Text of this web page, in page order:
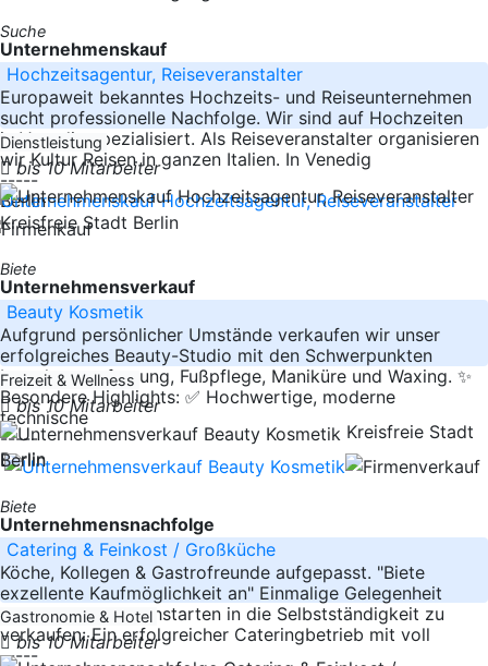
Suche
Unternehmenskauf
Hochzeitsagentur, Reiseveranstalter
Europaweit bekanntes Hochzeits- und Reiseunternehmen
sucht professionelle Nachfolge. Wir sind auf Hochzeiten
in Venedig spezialisiert. Als Reiseveranstalter organisieren
wir Kultur Reisen in ganzen Italien. In Venedig
-----
Berlin
Dienstleistung
bis 10 Mitarbeiter
Kreisfreie Stadt Berlin
Biete
Unternehmensverkauf
Beauty Kosmetik
Aufgrund persönlicher Umstände verkaufen wir unser
erfolgreiches Beauty-Studio mit den Schwerpunkten
Laserhaarentfernung, Fußpflege, Maniküre und Waxing. ✨
Besondere Highlights: ✅ Hochwertige, moderne
technische
-----
Berlin
Freizeit & Wellness
bis 10 Mitarbeiter
Kreisfreie Stadt
Berlin
Biete
Unternehmensnachfolge
Catering & Feinkost / Großküche
Köche, Kollegen & Gastrofreunde aufgepasst. "Biete
exzellente Kaufmöglichkeit an" Einmalige Gelegenheit
zum direkten Durchstarten in die Selbstständigkeit zu
verkaufen: Ein erfolgreicher Cateringbetrieb mit voll
-----
Gastronomie & Hotel
bis 10 Mitarbeiter